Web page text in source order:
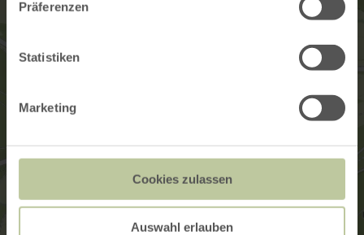
Präferenzen
Statistiken
Marketing
Cookies zulassen
Auswahl erlauben